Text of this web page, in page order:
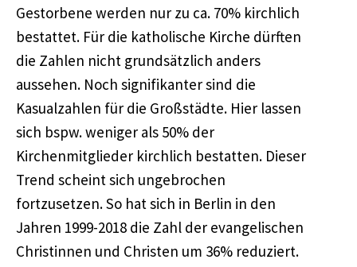
Gestorbene werden nur zu ca. 70% kirchlich
bestattet. Für die katholische Kirche dürften
die Zahlen nicht grundsätzlich anders
aussehen. Noch signifikanter sind die
Kasualzahlen für die Großstädte. Hier lassen
sich bspw. weniger als 50% der
Kirchenmitglieder kirchlich bestatten. Dieser
Trend scheint sich ungebrochen
fortzusetzen. So hat sich in Berlin in den
Jahren 1999-2018 die Zahl der evangelischen
Christinnen und Christen um 36% reduziert.